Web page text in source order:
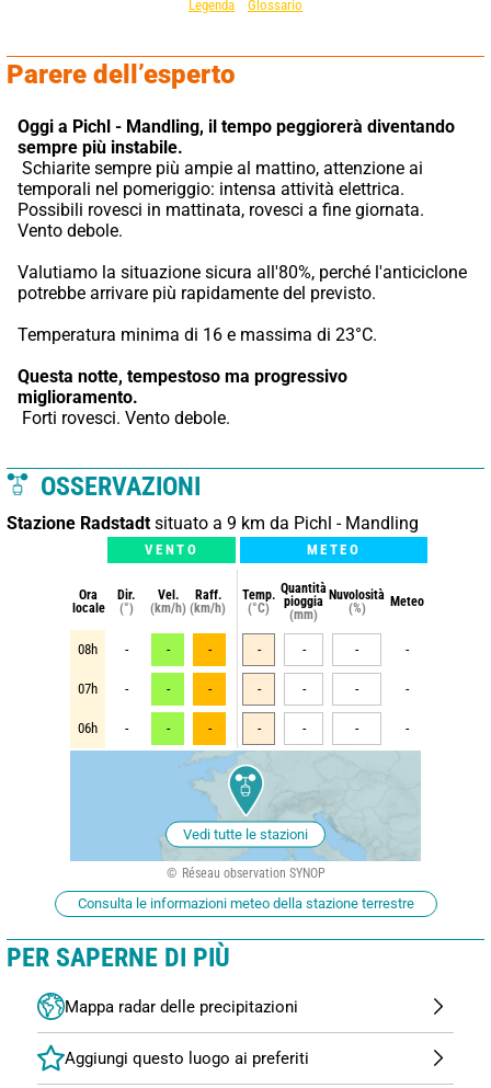
Legenda Glossario
Parere dell’esperto
Oggi a Pichl - Mandling, il tempo peggiorerà diventando
sempre più instabile.
temporali nel pomeriggio: intensa attività elettrica.
Possibili rovesci in mattinata, rovesci a fine giornata.
Vento debole.
Valutiamo la situazione sicura all'80%, perché l'anticiclone
potrebbe arrivare più rapidamente del previsto.
Temperatura minima di 16 e massima di 23°C.
Questa notte, tempestoso ma progressivo
miglioramento.
Forti rovesci. Vento debole.
OSSERVAZIONI
Stazione Radstadt situato a 9 km da Pichl - Mandling
VENTO METEO
Ora
locale
Dir.
(°)
Vel.
(km/h)
Raff.
(km/h)
Temp.
(°C)
Quantità
pioggia
(mm)
Nuvolosità
(%)
Meteo
08h - - - - - - -
07h - - - - - - -
06h - - - - - - -
Vedi tutte le stazioni
Réseau observation SYNOP
Consulta le informazioni meteo della stazione terrestre
PER SAPERNE DI PIÙ
Mappa radar delle precipitazioni